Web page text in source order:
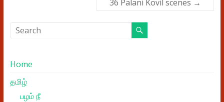
36 Palani Kovil scenes →
Home
தமிழ்
பழம் நீ